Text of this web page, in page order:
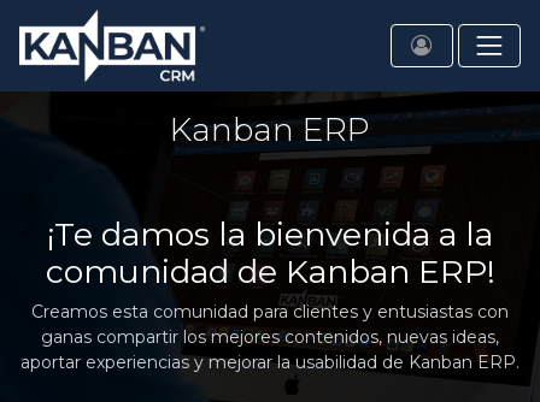
Kanban ERP
¡Te damos la bienvenida a la
comunidad de Kanban ERP!
Creamos esta comunidad para clientes y entusiastas con
ganas compartir los mejores contenidos, nuevas ideas,
aportar experiencias y mejorar la usabilidad de Kanban ERP.